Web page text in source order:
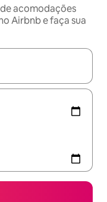
acomodações
Airbnb e faça sua
explore-os